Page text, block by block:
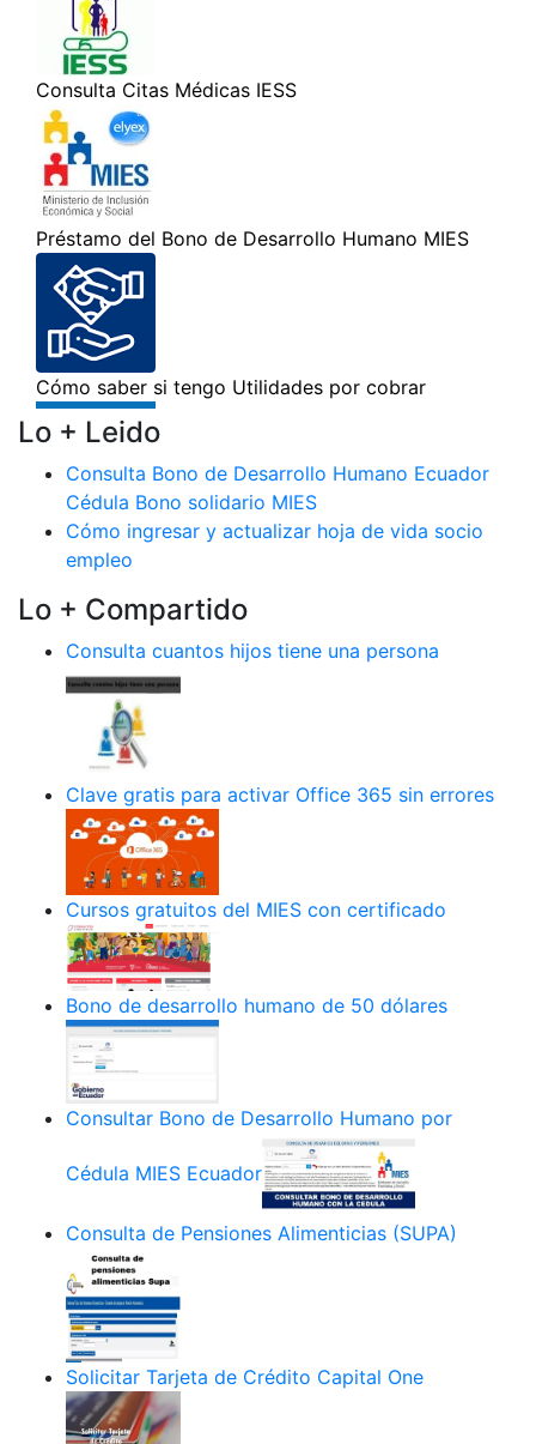
Lo + Leido
Consulta Bono de Desarrollo Humano Ecuador
Cédula Bono solidario MIES
Cómo ingresar y actualizar hoja de vida socio
empleo
Lo + Compartido
Consulta cuantos hijos tiene una persona
Clave gratis para activar Office 365 sin errores
Cursos gratuitos del MIES con certificado
Bono de desarrollo humano de 50 dólares
Consultar Bono de Desarrollo Humano por
Cédula MIES Ecuador
Consulta de Pensiones Alimenticias (SUPA)
Solicitar Tarjeta de Crédito Capital One